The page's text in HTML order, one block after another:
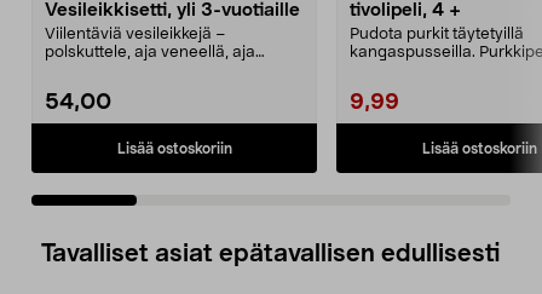
Vesileikkisetti, yli 3-vuotiaille
Viilentäviä vesileikkejä –
polskuttele, aja veneellä, aja
54,00
Lisää ostoskoriin
tivolipeli, 4 +
Pudota purkit täytetyillä
kangaspusseilla.
9,99
Lisää ostoskoriin
Tavalliset asiat epätavallisen edullisesti